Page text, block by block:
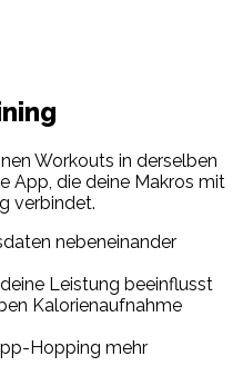
Workouts in derselben
App, die deine Makros mit
verbindet.
nebeneinander
Leistung beeinflusst
Kalorienaufnahme
Hopping mehr